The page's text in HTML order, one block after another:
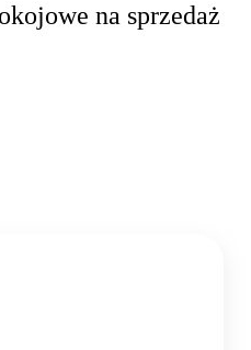
na sprzedaż